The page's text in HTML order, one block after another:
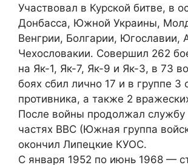
Участвовал в Курской битве, в
Донбасса, Южной Украины,
Венгрии, Болгарии, Югославии,
Чехословакии. Совершил 262
на Як-1, Як-7, Як-9 и Як-3, в 73
боях сбил лично 17 и в группе 3
противника, а также 2
После войны продолжал службу
частях ВВС (Южная группа
окончил Липецкие КУОС.
С января 1952 по июнь 1968 —